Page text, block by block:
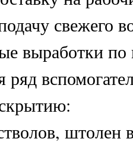
свежего
выработки
ряд
штолен